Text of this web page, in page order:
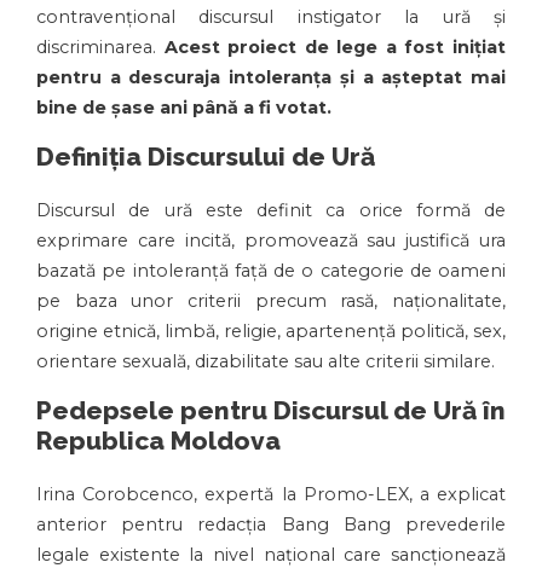
contravențional discursul instigator la ură și
discriminarea. Acest proiect de lege a fost inițiat
pentru a descuraja intoleranța și a așteptat mai
bine de șase ani până a fi votat.
Definiția Discursului de Ură
Discursul de ură este definit ca orice formă de
exprimare care incită, promovează sau justifică ura
bazată pe intoleranță față de o categorie de oameni
pe baza unor criterii precum rasă, naționalitate,
origine etnică, limbă, religie, apartenență politică, sex,
orientare sexuală, dizabilitate sau alte criterii similare.
Pedepsele pentru Discursul de Ură în
Republica Moldova
Irina Corobcenco, expertă la Promo-LEX, a explicat
anterior pentru redacția Bang Bang prevederile
legale existente la nivel național care sancționează